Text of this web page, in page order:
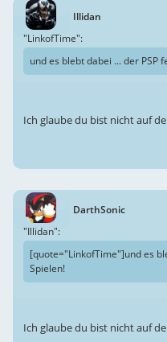
Illidan
"LinkofTime":
und es blebt dabei ... der PSP
Ich glaube du bist nicht auf
DarthSonic
"Illidan":
[quote="LinkofTime"]und es
Spielen!
Ich glaube du bist nicht auf